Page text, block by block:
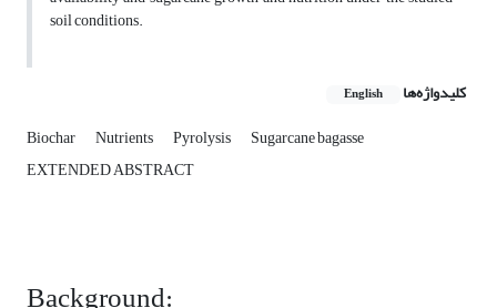
soil conditions.
کلیدواژه‌ها English
Biochar Nutrients Pyrolysis
Sugarcane bagasse
EXTENDED ABSTRACT